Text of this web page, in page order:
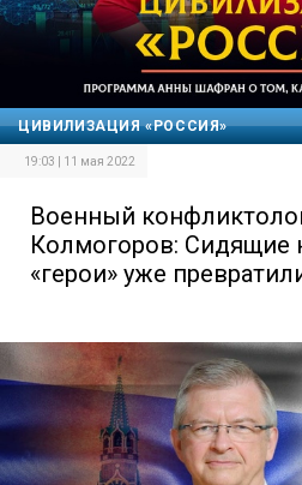
ЦИВИЛИЗАЦИЯ «РОССИЯ»
19:03 | 11 мая 2022
Военный
Колмогоров: Сидящие
«герои» уже